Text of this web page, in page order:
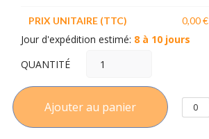
PRIX UNITAIRE (TTC) 0,00 €
Jour d'expédition estimé: 8 à 10 jours
QUANTITÉ
Ajouter au panier 0